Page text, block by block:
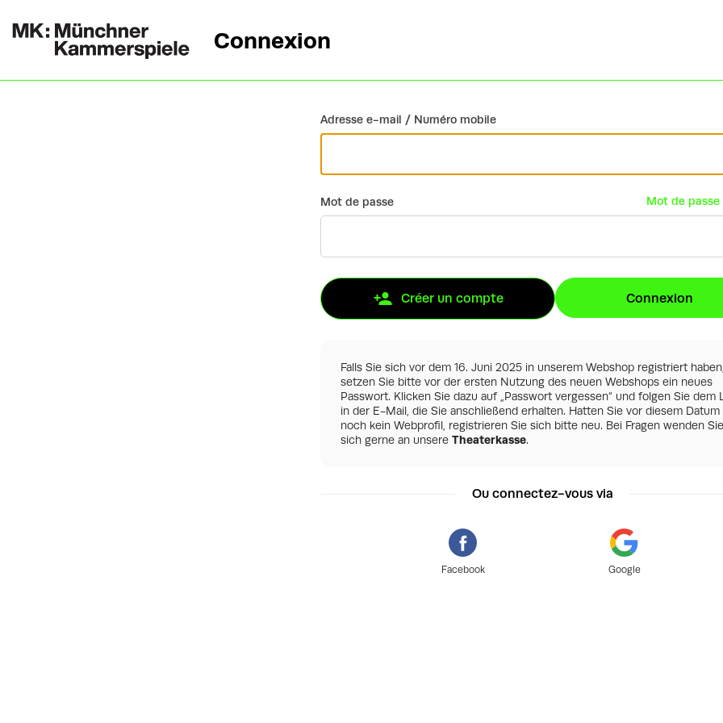
Retour
Connexion
Adresse e-mail / Numéro mobile
Mot de passe Mot de passe
Créer un compte Connexion
Falls Sie sich vor dem 16. Juni 2025 in unserem Webshop registriert haben,
setzen Sie bitte vor der ersten Nutzung des neuen Webshops ein neues
Passwort. Klicken Sie dazu auf „Passwort vergessen“ und folgen Sie dem
in der E-Mail, die Sie anschließend erhalten. Hatten Sie vor diesem Datum
noch kein Webprofil, registrieren Sie sich bitte neu. Bei Fragen wenden Sie
sich gerne an unsere Theaterkasse.
Ou connectez-vous via
Facebook Google